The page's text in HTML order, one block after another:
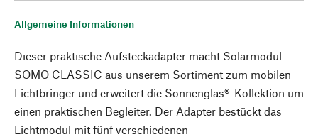
Allgemeine Informationen
Dieser praktische Aufsteckadapter macht Solarmodul
SOMO CLASSIC aus unserem Sortiment zum mobilen
Lichtbringer und erweitert die Sonnenglas®-Kollektion um
einen praktischen Begleiter. Der Adapter bestückt das
Lichtmodul mit fünf verschiedenen